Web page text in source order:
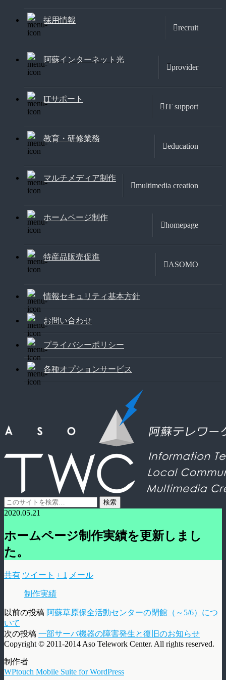
採用情報
recruit
阿蘇インターネット光
provider
ITサポート
IT support
教育・研修業務
education
マルチメディア制作
multimedia creation
ホームページ制作
homepage
特産品販売促進
ASOMO
情報セキュリティ基本方針
お問い合わせ
プライバシーポリシー
各種オプションサービス
2020.05.21
ホームページ制作実績を更新しまし
た。
共有 ツイート + 1 メール
制作実績
以前の投稿 阿蘇草原保全活動センターの閉館（～5/6）につ
いて
次の投稿 一部サーバ機器の障害発生と復旧のお知らせ
Copyright © 2011-2014 Aso Telework Center. All rights reserved.
制作者
WPtouch Mobile Suite for WordPress